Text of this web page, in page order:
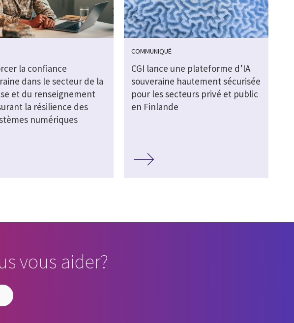
la confiance
dans le secteur de la
et du renseignement
la résilience des
numériques
COMMUNIQUÉ
CGI lance une plateforme d’IA
souveraine hautement sécurisée
pour les secteurs privé et public
en Finlande
vous aider?